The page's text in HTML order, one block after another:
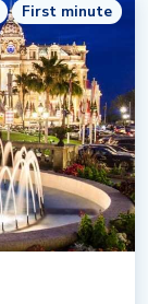
First minute